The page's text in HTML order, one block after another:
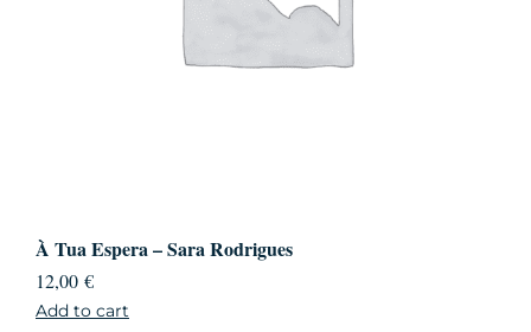
À Tua Espera – Sara Rodrigues
12,00 €
Add to cart